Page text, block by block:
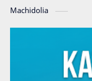
Machidolia